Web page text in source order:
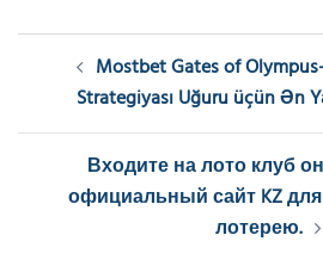
Post
navigationMostbet Gates of
Strategiyası Uğuru üçün Ən
Входите на лото клуб
официальный сайт KZ
лотерею.